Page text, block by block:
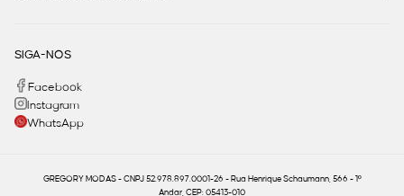
SIGA-NOS
Facebook
Instagram
WhatsApp
GREGORY MODAS - CNPJ 52.978.897.0001-26 - Rua Henrique Schaumann, 566 - 1º
Andar, CEP: 05413-010